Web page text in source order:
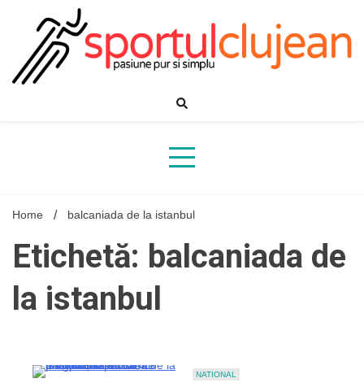
Home balcaniada de la istanbul
Etichetă: balcaniada de
la istanbul
NATIONAL